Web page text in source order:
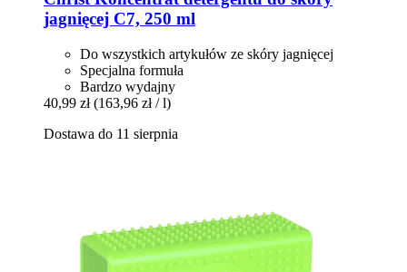
jagnięcej C7, 250 ml
Do wszystkich artykułów ze skóry jagnięcej
Specjalna formuła
Bardzo wydajny
40,99 zł (163,96 zł / l)
Dostawa do 11 sierpnia